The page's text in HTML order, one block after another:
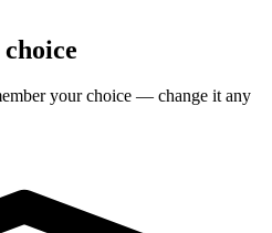
your choice — change it any